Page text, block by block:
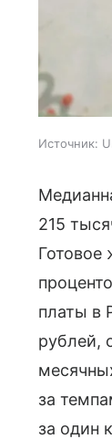
Источник:
215
Готовое
платы в
рублей,
за
за один